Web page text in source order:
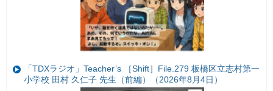
「TDXラジオ」Teacher’s ［Shift］File.279 板橋区立志村第一
小学校 田村 久仁子 先生（前編）（2026年8月4日）